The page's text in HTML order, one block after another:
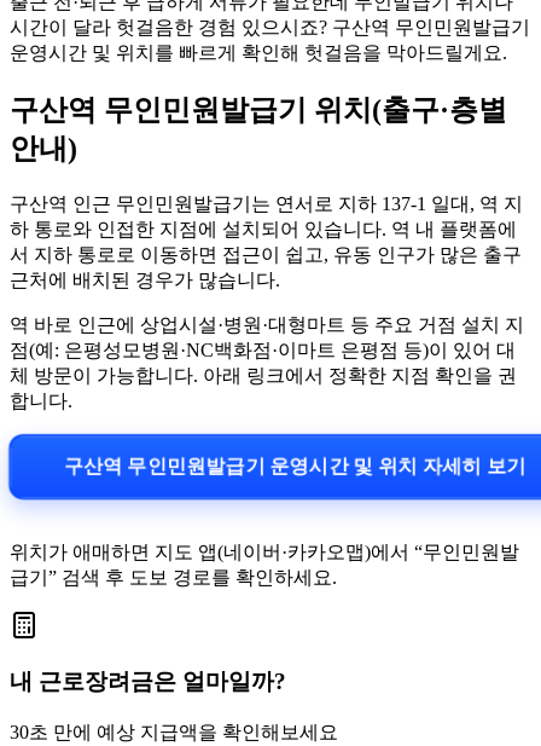
시간이 달라 헛걸음한 경험 있으시죠? 구산역 무인민원발급기
운영시간 및 위치를 빠르게 확인해 헛걸음을 막아드릴게요.
구산역 무인민원발급기 위치(출구·층별
안내)
구산역 인근 무인민원발급기는 연서로 지하 137-1 일대, 역 지
하 통로와 인접한 지점에 설치되어 있습니다. 역 내 플랫폼에
서 지하 통로로 이동하면 접근이 쉽고, 유동 인구가 많은 출구
근처에 배치된 경우가 많습니다.
역 바로 인근에 상업시설·병원·대형마트 등 주요 거점 설치 지
점(예: 은평성모병원·NC백화점·이마트 은평점 등)이 있어 대
체 방문이 가능합니다. 아래 링크에서 정확한 지점 확인을 권
합니다.
구산역 무인민원발급기 운영시간 및 위치 자세히 보기
위치가 애매하면 지도 앱(네이버·카카오맵)에서 “무인민원발
급기” 검색 후 도보 경로를 확인하세요.
내 근로장려금은 얼마일까?
30초 만에 예상 지급액을 확인해보세요